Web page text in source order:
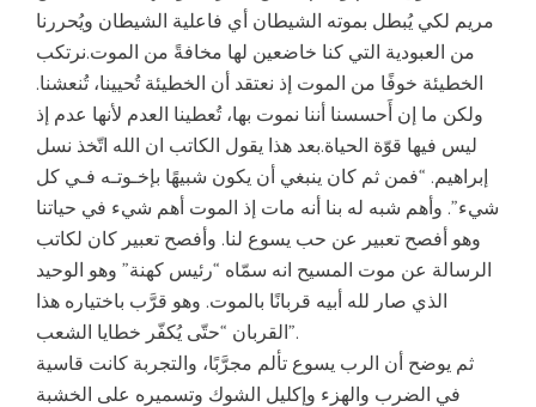
مريم لكي يُبطل بموته الشيطان أي فاعلية الشيطان ويُحررنا
من العبودية التي كنا خاضعين لها مخافةً من الموت.نرتكب
الخطيئة خوفًا من الموت إذ نعتقد أن الخطيئة تُحيينا، تُنعشنا.
ولكن ما إن أَحسسنا أننا نموت بها، تُعطينا العدم لأنها عدم إذ
ليس فيها قوّة الحياة.بعد هذا يقول الكاتب ان الله اتّخذ نسل
إبراهيم. “فمن ثم كان ينبغي أن يكون شبيهًا بإخـوتـه فـي كل
شيء”. وأهم شبه له بنا أنه مات إذ الموت أهم شيء في حياتنا
وهو أفصح تعبير عن حب يسوع لنا. وأفصح تعبير كان لكاتب
الرسالة عن موت المسيح انه سمّاه “رئيس كهنة” وهو الوحيد
الذي صار لله أبيه قربانًا بالموت. وهو قرَّب باختياره هذا
القربان “حتّى يُكفّر خطايا الشعب”.
ثم يوضح أن الرب يسوع تألم مجرَّبًا، والتجربة كانت قاسية
في الضرب والهزء وإكليل الشوك وتسميره على الخشبة